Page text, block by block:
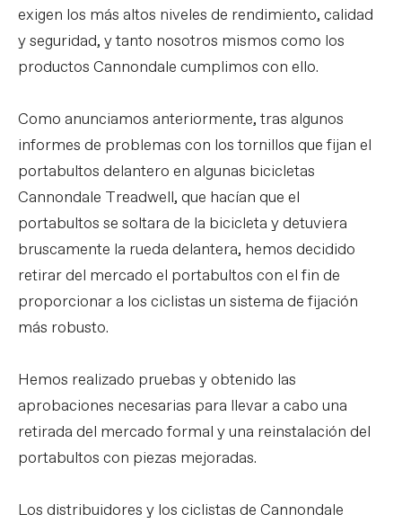
exigen los más altos niveles de rendimiento, calidad
y seguridad, y tanto nosotros mismos como los
productos Cannondale cumplimos con ello.
Como anunciamos anteriormente, tras algunos
informes de problemas con los tornillos que fijan el
portabultos delantero en algunas bicicletas
Cannondale Treadwell, que hacían que el
portabultos se soltara de la bicicleta y detuviera
bruscamente la rueda delantera, hemos decidido
retirar del mercado el portabultos con el fin de
proporcionar a los ciclistas un sistema de fijación
más robusto.
Hemos realizado pruebas y obtenido las
aprobaciones necesarias para llevar a cabo una
retirada del mercado formal y una reinstalación del
portabultos con piezas mejoradas.
Los distribuidores y los ciclistas de Cannondale